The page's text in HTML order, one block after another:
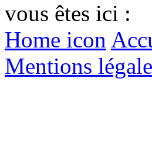
vous êtes ici :
Home icon
Mentions